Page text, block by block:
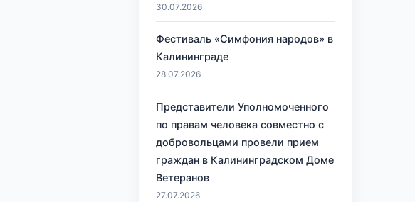
30.07.2026
Фестиваль «Симфония народов» в
Калининграде
28.07.2026
Представители Уполномоченного
по правам человека совместно с
добровольцами провели прием
граждан в Калининградском Доме
Ветеранов
27.07.2026